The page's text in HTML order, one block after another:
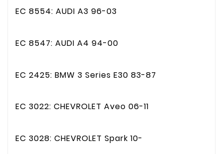
EC 8554: AUDI A3 96-03
EC 8547: AUDI A4 94-00
EC 2425: BMW 3 Series E30 83-87
EC 3022: CHEVROLET Aveo 06-11
EC 3028: CHEVROLET Spark 10-